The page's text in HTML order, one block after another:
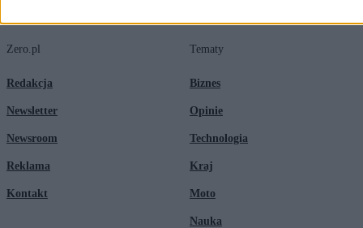
Zero.pl
Redakcja
Newsletter
Newsroom
Reklama
Kontakt
Tematy
Biznes
Opinie
Technologia
Kraj
Moto
Nauka